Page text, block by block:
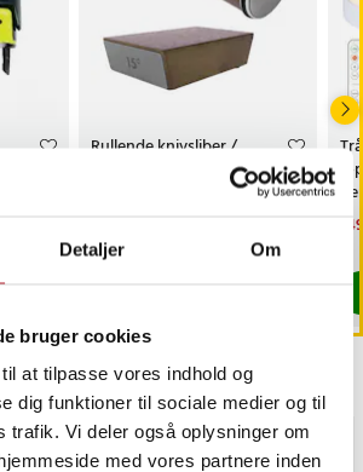
Detaljer Om
bruger cookies
at tilpasse vores indhold og
dig funktioner til sociale medier og til
trafik. Vi deler også oplysninger om
med vores partnere inden
i løbet af 1-2 hverdage
Rullende knivsliber /
magnetisk slibestøtte /
diamantbryne 400/1000 /
Kommer 2026-08-14
BESTSELLERE